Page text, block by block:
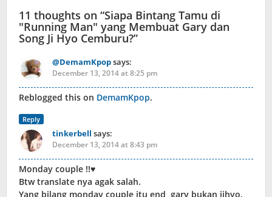
11 thoughts on “Siapa Bintang Tamu di
"Running Man" yang Membuat Gary dan
Song Ji Hyo Cemburu?”
@DemamKpopsays:
December 13, 2014 at 8:25 pm
Reblogged this on DemamKpop.
Reply
tinkerbell says:
December 13, 2014 at 8:43 pm
Monday couple !!♥
Btw translate nya agak salah.
Yang bilang monday couple itu end, gary bukan jihyo.